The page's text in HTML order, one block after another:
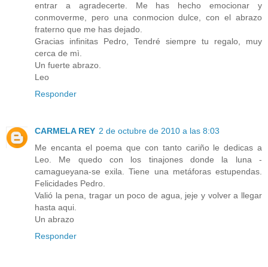
entrar a agradecerte. Me has hecho emocionar y
conmoverme, pero una conmocion dulce, con el abrazo
fraterno que me has dejado.
Gracias infinitas Pedro, Tendré siempre tu regalo, muy
cerca de mì.
Un fuerte abrazo.
Leo
Responder
CARMELA REY 2 de octubre de 2010 a las 8:03
Me encanta el poema que con tanto cariño le dedicas a
Leo. Me quedo con los tinajones donde la luna -
camagueyana-se exila. Tiene una metáforas estupendas.
Felicidades Pedro.
Valió la pena, tragar un poco de agua, jeje y volver a llegar
hasta aqui.
Un abrazo
Responder